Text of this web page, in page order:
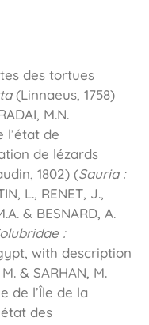
des tortues
(Linnaeus, 1758)
M.N.
l’état de
de lézards
1802) (Sauria :
L., RENET, J.,
& BESNARD, A.
:
with description
& SARHAN, M.
de l’Île de la
des